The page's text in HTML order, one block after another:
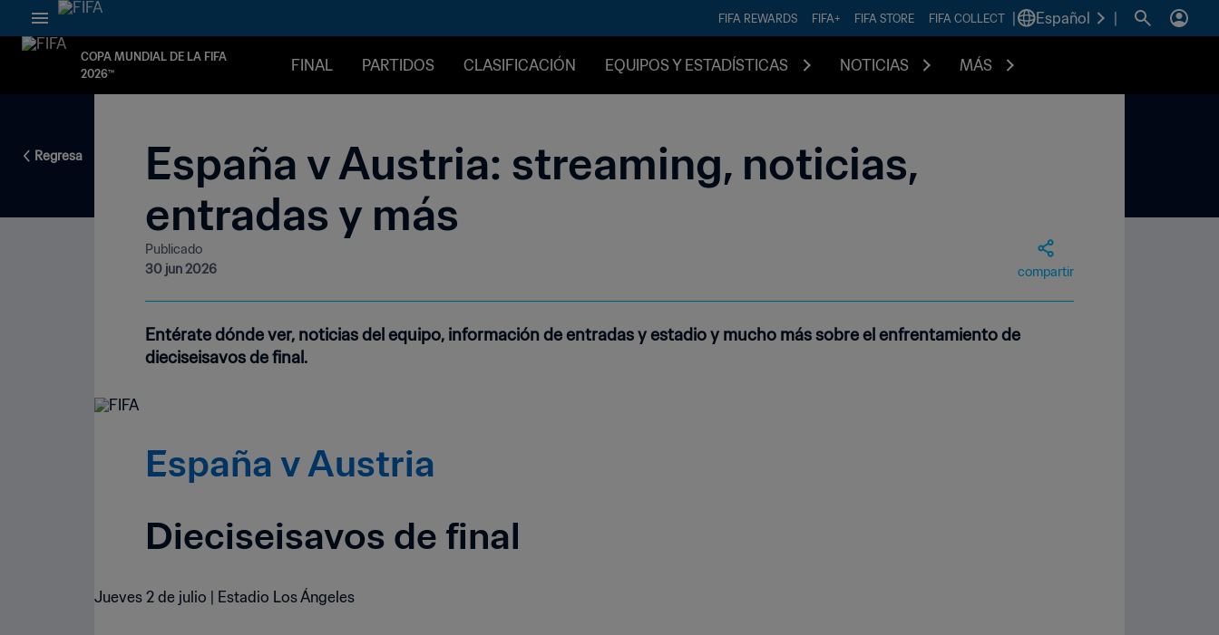
FIFA REWARDS FIFA+ FIFA STORE FIFA COLLECT Español
COPA MUNDIAL DE LA FIFA
2026™
FINAL PARTIDOS CLASIFICACIÓN EQUIPOS Y ESTADÍSTICAS NOTICIAS MÁS
Regresa
España v Austria: streaming, noticias,
entradas y más
Publicado
30 jun 2026
compartir
Entérate dónde ver, noticias del equipo, información de entradas y estadio y mucho más sobre el enfrentamiento de
dieciseisavos de final.
España v Austria
Dieciseisavos de final
Jueves 2 de julio | Estadio Los Ángeles